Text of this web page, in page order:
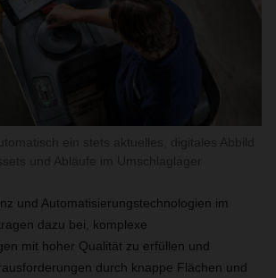
und Automatisierungstechnologien im
dazu bei, komplexe
mit hoher Qualität zu erfüllen und
durch knappe Flächen und